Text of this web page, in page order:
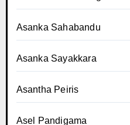
Asanka Sahabandu
Asanka Sayakkara
Asantha Peiris
Asel Pandigama